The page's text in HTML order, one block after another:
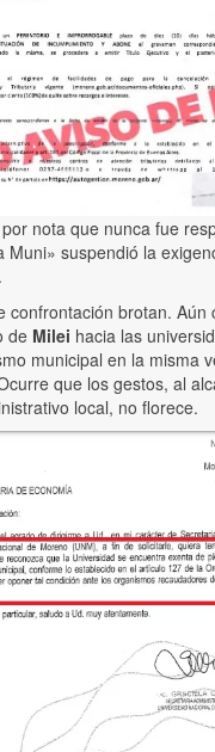
nota que nunca fue
Muni» suspendió la
confrontación brotan. Aún
de Milei hacia las
municipal en la misma
que los gestos, al
local, no florece.